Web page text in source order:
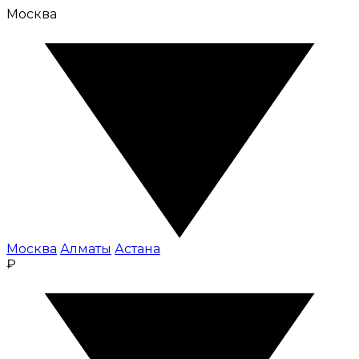
Москва
Москва Алматы Астана
₽